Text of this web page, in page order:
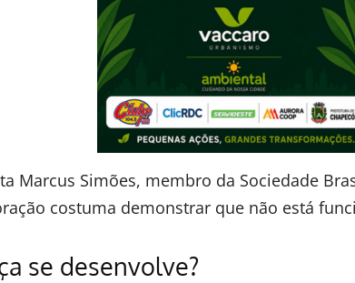
Marcus Simões, membro da Sociedade
costuma demonstrar que não está
se desenvolve?